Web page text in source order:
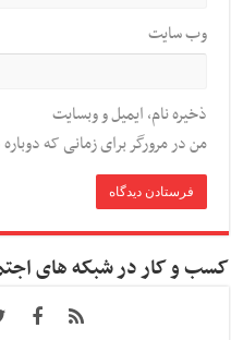
وب‌ سایت
ذخیره نام، ایمیل و وبسایت
من در مرورگر برای زمانی که
کسب و کار در شبکه های